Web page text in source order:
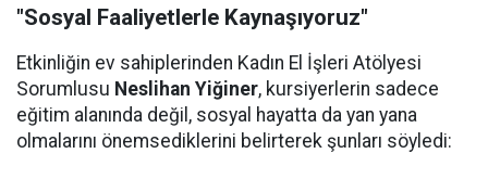
"Sosyal Faaliyetlerle Kaynaşıyoruz"
Etkinliğin ev sahiplerinden Kadın El İşleri Atölyesi
Sorumlusu Neslihan Yiğiner, kursiyerlerin sadece
eğitim alanında değil, sosyal hayatta da yan yana
olmalarını önemsediklerini belirterek şunları söyledi: